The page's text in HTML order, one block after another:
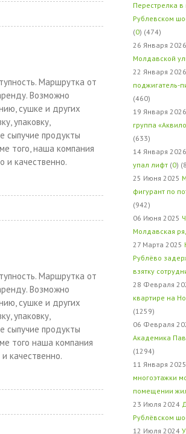
Маршрутка от
Возможно
сушке и других
упаковку,
сыпучие продукты
того, наша компания
и качественно.
Маршрутка от
Возможно
сушке и других
упаковку,
сыпучие продукты
того наша компания
качественно.
Перестрелка
Рублевском
(0) (474)
26 Января 2026
Молдавской
22 Января 2026
поджигатель-
(460)
19 Января 2026
группа
(633)
14 Января 2026
упал лифт (0)
25 Июня 2025
фигурант по
(942)
06 Июня 2025
Молдавская
27 Марта 2025
Рублёво
взятку
28 Февраля
квартире на
(1259)
06 Февраля
Академика
(1294)
11 Января 2025
многоэтажки
помещении
23 Июля 2024
Рублёвском
12 Июля 2024